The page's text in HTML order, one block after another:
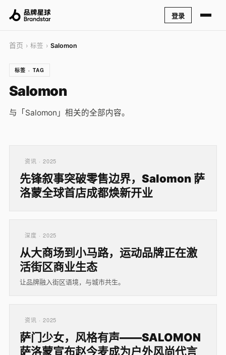
登录
首页 › 标签 › Salomon
标签 · TAG
Salomon
与「Salomon」相关的全部内容。
资讯 · 2025
先锋叙事突破零售边界，Salomon 萨
洛蒙全球首店成都焕新开业
深度 · 2025
从大商场到小马路，运动品牌正在激
活街区商业生态
让品牌融入街区语境，与城市共生。
资讯 · 2025
萨门少女，风格有声——SALOMON
萨洛蒙宣布赵今麦成为户外风尚代言